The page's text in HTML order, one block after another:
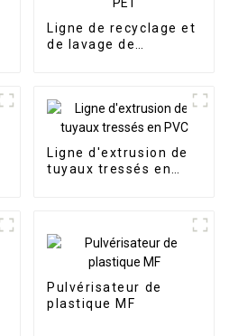
Ligne de recyclage et
de lavage de
Ligne d'extrusion de
tuyaux tressés en
Pulvérisateur de
plastique MF